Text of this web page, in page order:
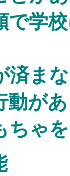
で学
済ま
動が
ちゃ